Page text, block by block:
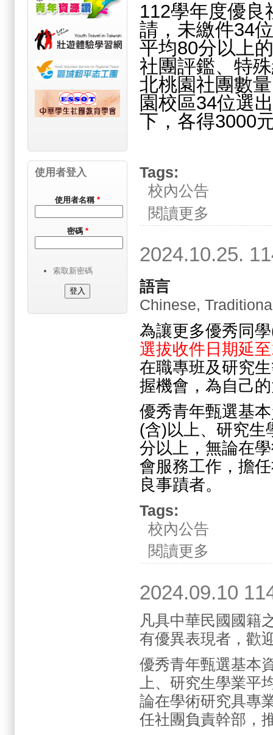
112學年度優良
請，未繳件34
平均80分以上
社團評鑑、特
北桃園社團數
園校區34位選
下，各得3000
Tags:
校內公告
閱讀更多
2024.10.25.
語言
Chinese,
為讓更多優秀同
選拔收件日期延
在職專班及研究
握機會，為自己
優秀青年甄選基
(含)以上、研究生
分以上，無論在
會服務工作，擔
良事蹟者。
Tags:
校內公告
閱讀更多
2024.09.10
凡具中華民國國籍
有優異表現者，歡
優秀青年甄選基本
上、研究生學業平
論在學術研究具專
任社團負責幹部，
使用者登入
使用者名稱 *
密碼 *
索取新密碼